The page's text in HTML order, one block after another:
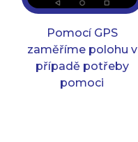
Pomocí GPS
zaměříme polohu v
případě potřeby
pomoci